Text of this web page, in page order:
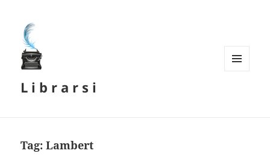
L i b r a r s i
Tag:Lambert